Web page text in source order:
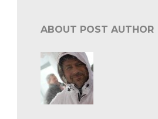
ABOUT POST AUTHOR